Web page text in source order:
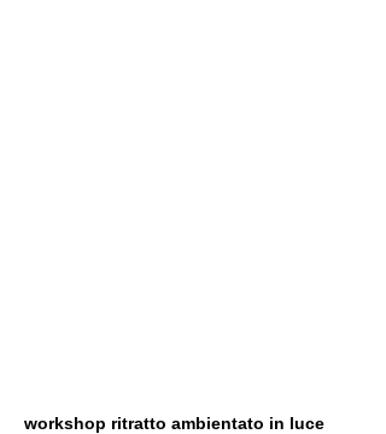
workshop ritratto ambientato in luce